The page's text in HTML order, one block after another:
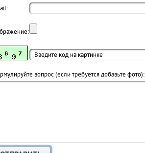
вопрос (если требуется добавьте фото):